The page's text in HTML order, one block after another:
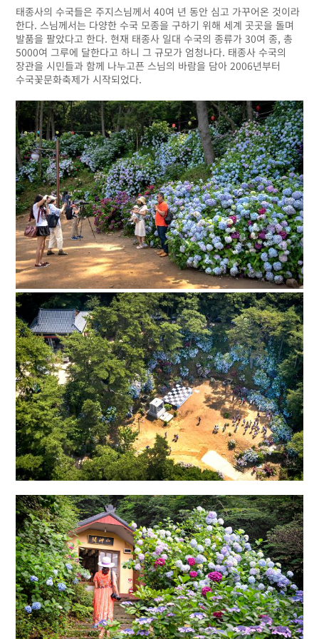
태종사의 수국들은 주지스님께서 40여 년 동안 심고 가꾸어온 것이라
한다. 스님께서는 다양한 수국 모종을 구하기 위해 세계 곳곳을 돌며
발품을 팔았다고 한다. 현재 태종사 일대 수국의 종류가 30여 종, 총
5000여 그루에 달한다고 하니 그 규모가 엄청나다. 태종사 수국의
장관을 시민들과 함께 나누고픈 스님의 바람을 담아 2006년부터
수국꽃문화축제가 시작되었다.